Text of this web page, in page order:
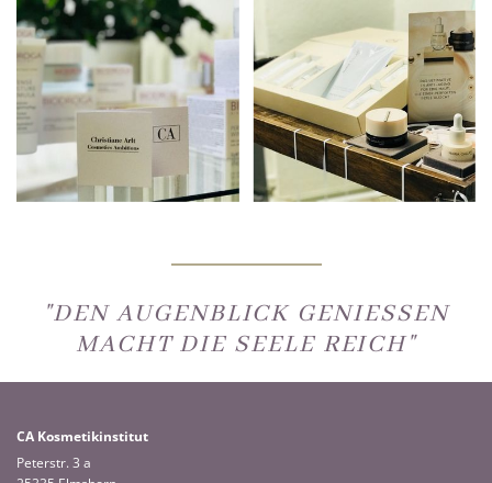
"DEN AUGENBLICK GENIESSEN M
ACHT DIE SEELE REICH"
CA Kosmetikinstitut
Peterstr. 3 a